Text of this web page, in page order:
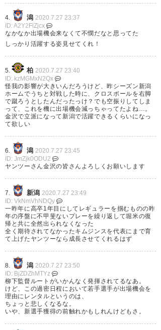
😱 巧が、前に居たよね。 聖籠
で、巧と泰基を間違った😅😅 試
合中は、間違わないけど。。 だ
って、その頃似てたんだもん。
金沢サポ間違わなきゃ良いけ
ど。 お帰り～❤とか。 パワーア
ップして帰ってこい！ 待ってる
ぞ！！
— kouzi0616 (kouziO1)2020, 7
月 27
泰基……ううう、我らが山潟エリ
ア出身の大事な大事な15番、成
長して帰ってきて😭
— あいあん＠サカ温泉
(socceronsen)2020, 7月 27
えええええええええ 泰基見たか
4. 潟 2020.7.27 23:37
ID: A2Y2FiZjcx
なかなか出場機会来なくて不憫だなと思ってた
しっかり活躍する姿見せてくれ！
5. 柏 2020.7.27 23:40
ID: kzMGMxN2Qx
怪我の影響が大きいんだろうけど、昨シーズン新潟
ホームでうちと対戦した時に、クロスボールを右脚
で蹴ろうとしたんだったっけ？でも空振りしてしま
って、これを機に出場機会減っちゃってたよね…。
金沢で立派になって新潟で活躍できるくらいになっ
て欲しい
6. 潟 2020.7.27 23:45
ID: JmZjk0ODU2
ヤンツーさん金沢の皆さんよろしくお願いします
7. 新潟 2020.7.27 23:49
ID: VkNmVhNDQy
一昨年に高卒1年目にしてレギュラーを掴むものの昨
年の序盤に不甲斐ないプレーを繰り返して堀米の復
帰と共に全然出られなくなった
全く期待されてなかったキムジンスを代表にまで育
て上げたヤンツーなら成長させてくれるはず
8. 潟 2020.7.27 23:50
ID: BjZDZhMTYz
柳下監督ルートがいかんなく発揮されてるなあ。
けど、この過密日程において若手選手が出場機会を
理由にレンタルというのは、
ちょっと悲しくなるな。
いや、新選手獲得の前触れかもしれんけどもさ。